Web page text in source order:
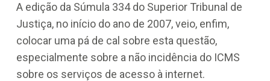
A edição da Súmula 334 do Superior Tribunal de
Justiça, no início do ano de 2007, veio, enfim,
colocar uma pá de cal sobre esta questão,
especialmente sobre a não incidência do ICMS
sobre os serviços de acesso à internet.